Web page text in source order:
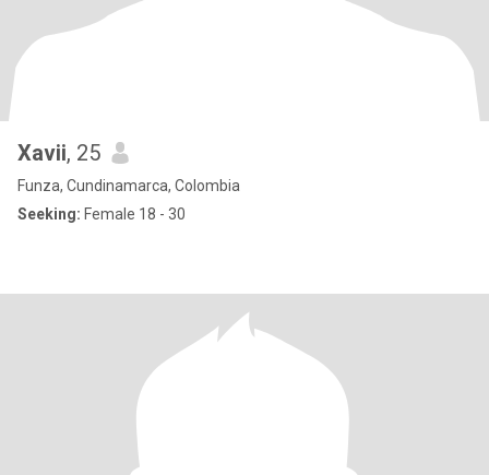
Xavii, 25
Funza, Cundinamarca, Colombia
Seeking: Female 18 - 30